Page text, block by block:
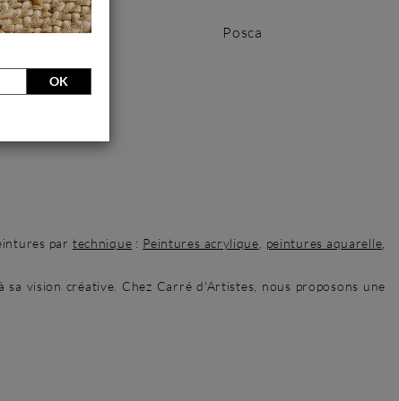
Posca
par technique : Peintures acrylique peintures aquarelle
vision créative. Chez Carré d'Artistes, nous proposons une
OK